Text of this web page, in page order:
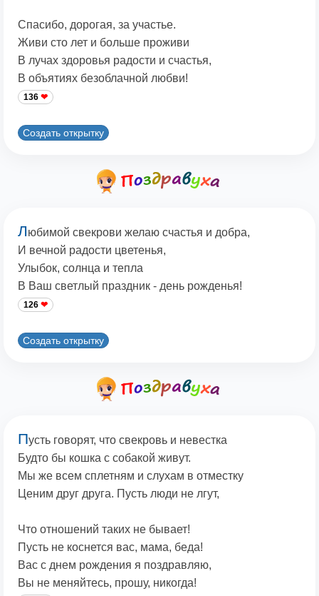
Спасибо, дорогая, за участье.
Живи сто лет и больше проживи
В лучах здоровья радости и счастья,
В объятиях безоблачной любви!
136
Создать открытку
Любимой свекрови желаю счастья и добра,
И вечной радости цветенья,
Улыбок, солнца и тепла
В Ваш светлый праздник - день рожденья!
126
Создать открытку
Пусть говорят, что свекровь и невестка
Будто бы кошка с собакой живут.
Мы же всем сплетням и слухам в отместку
Ценим друг друга. Пусть люди не лгут,
Что отношений таких не бывает!
Пусть не коснется вас, мама, беда!
Вас с днем рождения я поздравляю,
Вы не меняйтесь, прошу, никогда!